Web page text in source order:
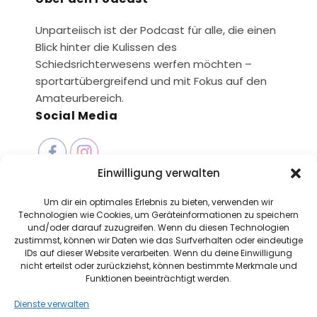
Einwilligung verwalten
Um dir ein optimales Erlebnis zu bieten, verwenden wir
Technologien wie Cookies, um Geräteinformationen zu speichern
und/oder darauf zuzugreifen. Wenn du diesen Technologien
zustimmst, können wir Daten wie das Surfverhalten oder eindeutige
IDs auf dieser Website verarbeiten. Wenn du deine Einwilligung
nicht erteilst oder zurückziehst, können bestimmte Merkmale und
Funktionen beeinträchtigt werden.
Dienste verwalten
Unparteiisch ist der Podcast für alle, die einen
Blick hinter die Kulissen des
Schiedsrichterwesens werfen möchten –
sportartübergreifend und mit Fokus auf den
Amateurbereich.
Social Media
Seiten
Datenschutzerklärung
Impressum
Unsere Partner